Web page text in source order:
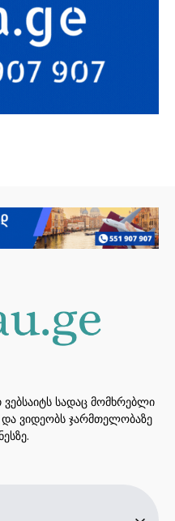
ვებსაიტს სადაც მომხრებლი
და ვიდეობს ჯარმთელობაზე